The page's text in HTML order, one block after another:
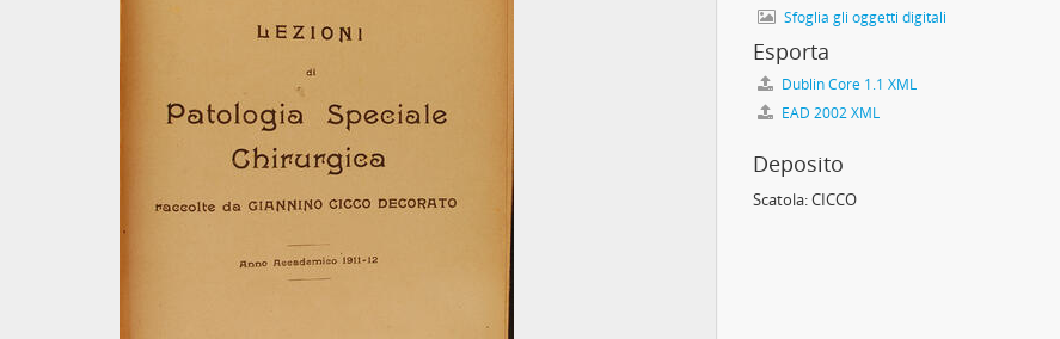
[Fondo] Pizzorusso, Arnaldo, 1940 - 2012
[Fondo] Traniello, Francesco, 1970-inizio anni 2000
[Unità documentaria] Ritratti del personale della Segreteria dell'Università di Torino, 1903
Sfoglia gli oggetti digitali
Esporta
Dublin Core 1.1 XML
EAD 2002 XML
Deposito
Scatola:CICCO